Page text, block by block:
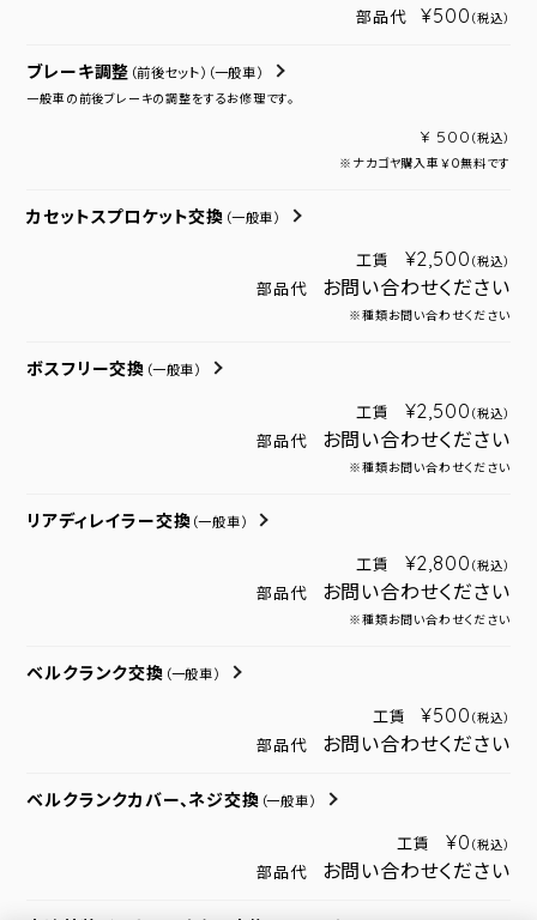
部品代 ¥500 （税込）
ブレーキ調整 （前後セット） （一般車）
一般車の前後ブレーキの調整をするお修理です。
¥ 500 （税込）
※ナカゴヤ購入車￥０無料です
カセットスプロケット交換 （一般車）
工賃 ¥2,500 （税込）
部品代 お問い合わせください
※種類お問い合わせください
ボスフリー交換 （一般車）
工賃 ¥2,500 （税込）
部品代 お問い合わせください
※種類お問い合わせください
リアディレイラー交換 （一般車）
工賃 ¥2,800 （税込）
部品代 お問い合わせください
※種類お問い合わせください
ベルクランク交換 （一般車）
工賃 ¥500 （税込）
部品代 お問い合わせください
ベルクランクカバー、ネジ交換 （一般車）
工賃 ¥0 （税込）
部品代 お問い合わせください